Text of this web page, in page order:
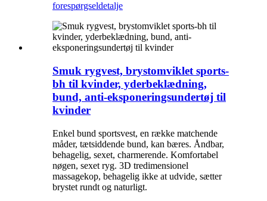
forespørgseldetalje
Smuk rygvest, brystomviklet sports-
bh til kvinder, yderbeklædning,
bund, anti-eksponeringsundertøj til
kvinder
Enkel bund sportsvest, en række matchende
måder, tætsiddende bund, kan bæres. Åndbar,
behagelig, sexet, charmerende. Komfortabel
nøgen, sexet ryg. 3D tredimensionel
massagekop, behagelig ikke at udvide, sætter
brystet rundt og naturligt.